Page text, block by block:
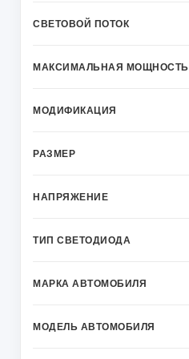
СВЕТОВОЙ ПОТОК
МАКСИМАЛЬНАЯ МОЩНОСТЬ
МОДИФИКАЦИЯ
РАЗМЕР
НАПРЯЖЕНИЕ
ТИП СВЕТОДИОДА
МАРКА АВТОМОБИЛЯ
МОДЕЛЬ АВТОМОБИЛЯ